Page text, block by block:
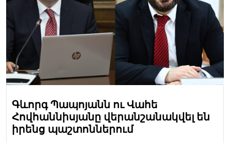
Գևորգ Պապոյանն ու Վահե
Հովհաննիսյանը վերանշանակվել են
իրենց պաշտոններում